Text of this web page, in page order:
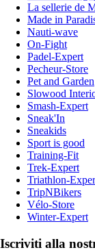
La sellerie de
Made in
Nauti-wave
On-Fight
Padel-Expert
Pecheur-Store
Pet and Garden
Slowood
Smash-Expert
Sneak'In
Sneakids
Sport is good
Training-Fit
Trek-Expert
Triathlon-
TripNBikers
Vélo-Store
Winter-Expert
Iscriviti alla